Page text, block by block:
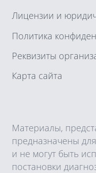
Лицензии и
Политика
Реквизиты
Карта сайта
Материалы,
предназначены
и не могут быть
постановки